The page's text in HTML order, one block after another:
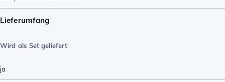
Lieferumfang
Wird als Set geliefert
ja